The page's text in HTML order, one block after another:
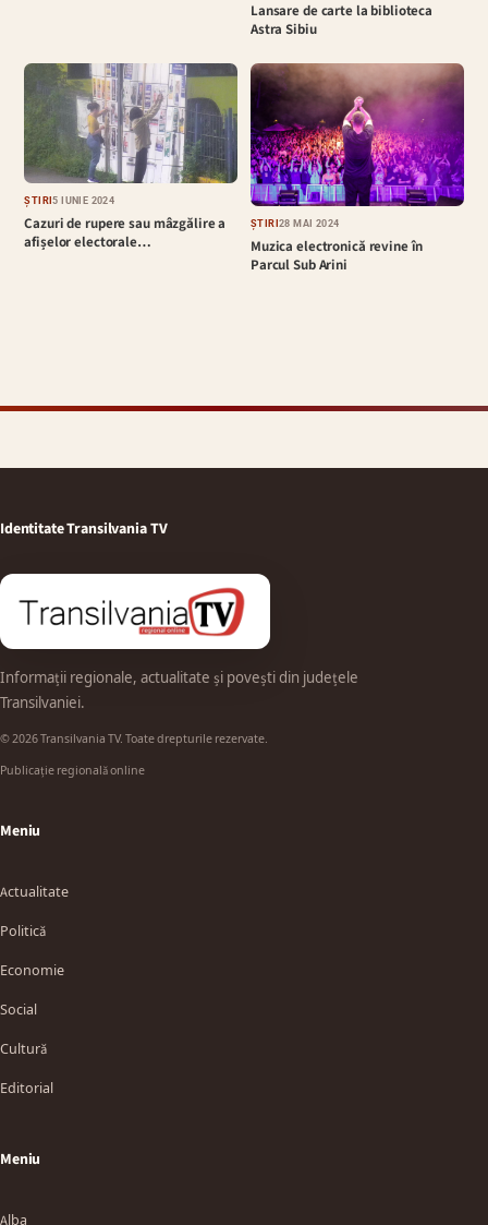
Lansare de carte la biblioteca
Astra Sibiu
ȘTIRI5 IUNIE 2024
Cazuri de rupere sau mâzgălire a
afișelor electorale…
ȘTIRI28 MAI 2024
Muzica electronică revine în
Parcul Sub Arini
Identitate Transilvania TV
Informații regionale, actualitate și povești din județele
Transilvaniei.
© 2026 Transilvania TV. Toate drepturile rezervate.
Publicație regională online
Meniu
Actualitate
Politică
Economie
Social
Cultură
Editorial
Meniu